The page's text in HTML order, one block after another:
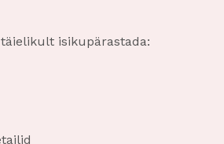
isikupärastada: